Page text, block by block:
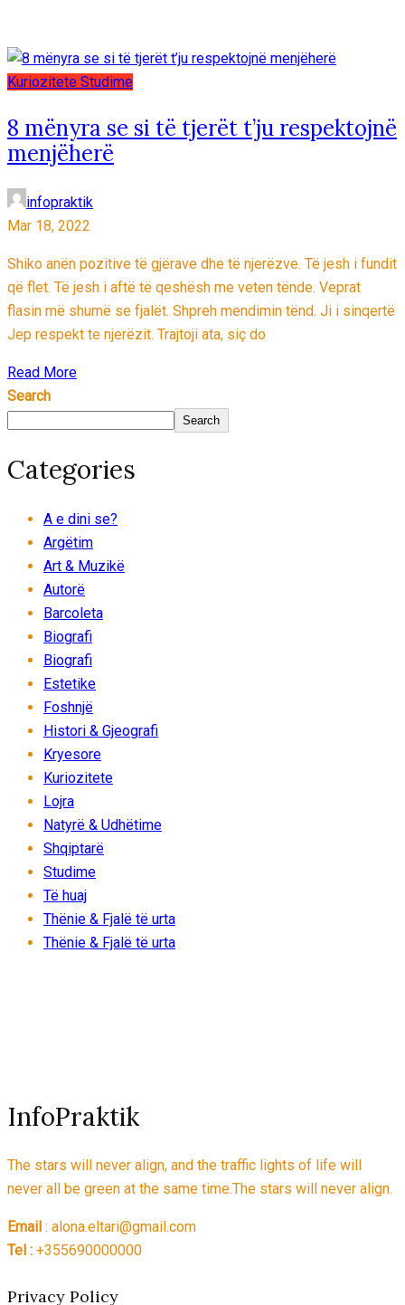
Kuriozitete Studime
8 mënyra se si të tjerët t’ju respektojnë
menjëherë
infopraktik
Mar 18, 2022
Shiko anën pozitive të gjërave dhe të njerëzve. Të jesh i fundit
që flet. Të jesh i aftë të qeshësh me veten tënde. Veprat
flasin më shumë se fjalët. Shpreh mendimin tënd. Ji i sinqertë
Jep respekt te njerëzit. Trajtoji ata, siç do
Read More
Search
Search
Categories
A e dini se?
Argëtim
Art & Muzikë
Autorë
Barcoleta
Biografi
Biografi
Estetike
Foshnjë
Histori & Gjeografi
Kryesore
Kuriozitete
Lojra
Natyrë & Udhëtime
Shqiptarë
Studime
Të huaj
Thënie & Fjalë të urta
Thënie & Fjalë të urta
InfoPraktik
The stars will never align, and the traffic lights of life will
never all be green at the same time.The stars will never align.
Email : alona.eltari@gmail.com
Tel : +355690000000
Privacy Policy